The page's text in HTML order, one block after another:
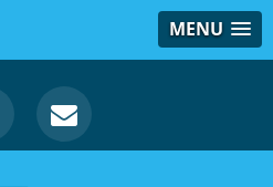
MENU